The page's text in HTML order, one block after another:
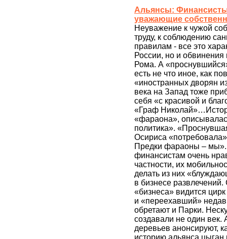
Альянсы:
уважающие
Неуважение к чужой
труду, к соблюдению
правилам - все это
России, но и
Рома. А
есть не что иное, как
«иностранных дворян
века на Запад тоже
себя «с красивой и
«Граф
«фараона»,
политика».
Осириса
Предки фараоны – мы».
финансистам очень
частности, их
делать из них
в бизнесе
«бизнеса» видится
и «переехавший»
обретают и Парки.
создавали не один век.
деревьев анонсируют,
историю альянса